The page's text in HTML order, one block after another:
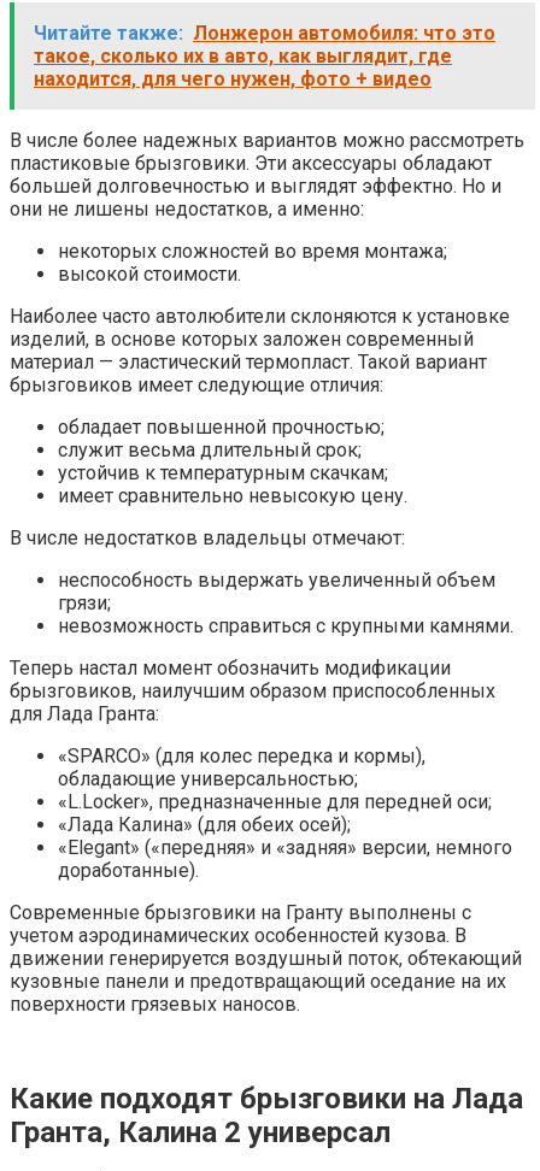
Читайте также: Лонжерон автомобиля: что это
такое, сколько их в авто, как выглядит, где
находится, для чего нужен, фото + видео
В числе более надежных вариантов можно рассмотреть
пластиковые брызговики. Эти аксессуары обладают
большей долговечностью и выглядят эффектно. Но и
они не лишены недостатков, а именно:
некоторых сложностей во время монтажа;
высокой стоимости.
Наиболее часто автолюбители склоняются к установке
изделий, в основе которых заложен современный
материал — эластический термопласт. Такой вариант
брызговиков имеет следующие отличия:
обладает повышенной прочностью;
служит весьма длительный срок;
устойчив к температурным скачкам;
имеет сравнительно невысокую цену.
В числе недостатков владельцы отмечают:
неспособность выдержать увеличенный объем
грязи;
невозможность справиться с крупными камнями.
Теперь настал момент обозначить модификации
брызговиков, наилучшим образом приспособленных
для Лада Гранта:
«SPARCO» (для колес передка и кормы),
обладающие универсальностью;
«L.Locker», предназначенные для передней оси;
«Лада Калина» (для обеих осей);
«Elegant» («передняя» и «задняя» версии, немного
доработанные).
Современные брызговики на Гранту выполнены с
учетом аэродинамических особенностей кузова. В
движении генерируется воздушный поток, обтекающий
кузовные панели и предотвращающий оседание на их
поверхности грязевых наносов.
Какие подходят брызговики на Лада
Гранта, Калина 2 универсал